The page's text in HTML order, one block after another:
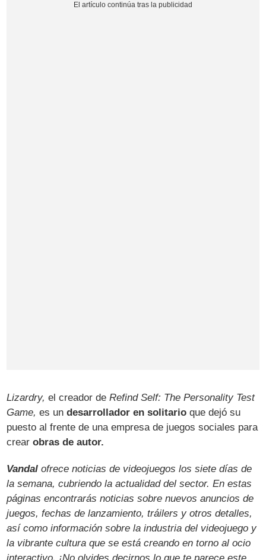
Lizardry, el creador deRefind Self: The Personality Test
Game, es undesarrollador en solitario que dejó su
puesto al frente de una empresa de juegos sociales para
crear obras de autor.
Vandal ofrece noticias de videojuegos los siete días de
la semana, cubriendo la actualidad del sector. En estas
páginas encontrarás noticias sobre nuevos anuncios de
juegos, fechas de lanzamiento, tráilers y otros detalles,
así como información sobre la industria del videojuego y
la vibrante cultura que se está creando en torno al ocio